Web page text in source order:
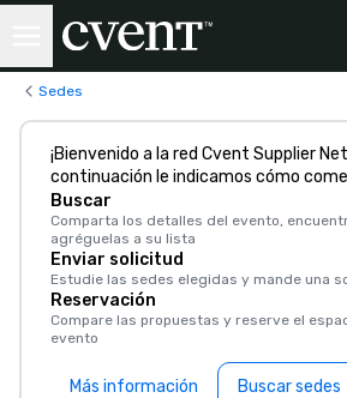
Sedes
¡Bienvenido a la red Cvent Supplier
continuación le indicamos cómo
Buscar
Comparta los detalles del evento,
agréguelas a su lista
Enviar solicitud
Estudie las sedes elegidas y mande una
Reservación
Compare las propuestas y reserve el
evento
Más información Buscar sedes